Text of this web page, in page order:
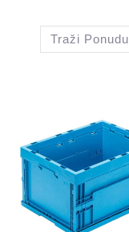
Traži Ponudu